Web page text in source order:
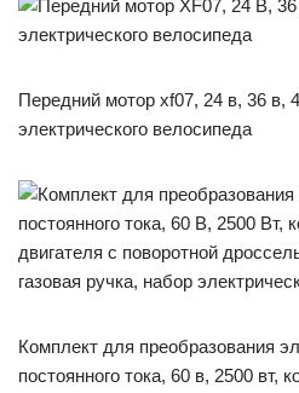
Передний мотор xf07, 24 в, 36 в,
электрического велосипеда
Комплект для преобразования
постоянного тока, 60 в, 2500 вт,